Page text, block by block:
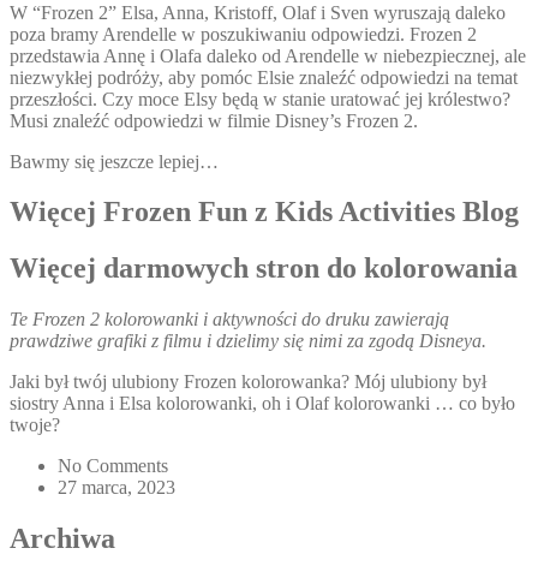
W “Frozen 2” Elsa, Anna, Kristoff, Olaf i Sven wyruszają daleko
poza bramy Arendelle w poszukiwaniu odpowiedzi. Frozen 2
przedstawia Annę i Olafa daleko od Arendelle w niebezpiecznej, ale
niezwykłej podróży, aby pomóc Elsie znaleźć odpowiedzi na temat
przeszłości. Czy moce Elsy będą w stanie uratować jej królestwo?
Musi znaleźć odpowiedzi w filmie Disney’s Frozen 2.
Bawmy się jeszcze lepiej…
Więcej Frozen Fun z Kids Activities Blog
Więcej darmowych stron do kolorowania
Te Frozen 2 kolorowanki i aktywności do druku zawierają
prawdziwe grafiki z filmu i dzielimy się nimi za zgodą Disneya.
Jaki był twój ulubiony Frozen kolorowanka? Mój ulubiony był
siostry Anna i Elsa kolorowanki, oh i Olaf kolorowanki … co było
twoje?
No Comments
27 marca, 2023
Archiwa